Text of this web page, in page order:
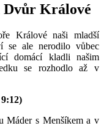
Dvůr Králové
Králové naši mladší
se ale nerodilo vůbec
domácí kladli našim
se rozhodlo až v
Máder s Menšíkem a v